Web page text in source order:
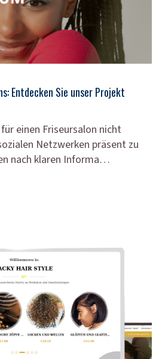
Entdecken Sie unser Projekt
einen Friseursalon nicht
Netzwerken präsent zu
nach klaren Informa…